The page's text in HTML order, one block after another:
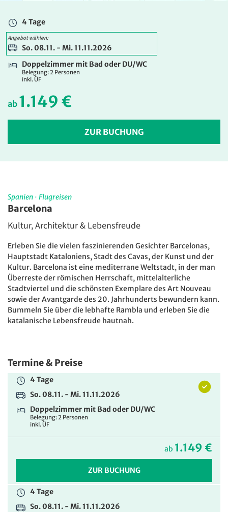
4 Tage
Angebot wählen:
So. 08.11. - Mi. 11.11.2026
Doppelzimmer mit Bad oder DU/WC
Belegung: 2 Personen
inkl. ÜF
ab 1.149 €
ZUR BUCHUNG
ZUR BUCHUNG
Spanien · Flugreisen
Barcelona
Kultur, Architektur & Lebensfreude
Erleben Sie die vielen faszinierenden Gesichter Barcelonas,
Hauptstadt Kataloniens, Stadt des Cavas, der Kunst und der
Kultur. Barcelona ist eine mediterrane Weltstadt, in der man
Überreste der römischen Herrschaft, mittelalterliche
Stadtviertel und die schönsten Exemplare des Art Nouveau
sowie der Avantgarde des 20. Jahrhunderts bewundern kann.
Bummeln Sie über die lebhafte Rambla und erleben Sie die
katalanische Lebensfreude hautnah.
Termine & Preise
4 Tage
So. 08.11. - Mi. 11.11.2026
Doppelzimmer mit Bad oder DU/WC
Belegung: 2 Personen
inkl. ÜF
ab 1.149 €
ZUR BUCHUNG
4 Tage
So. 08.11. - Mi. 11.11.2026